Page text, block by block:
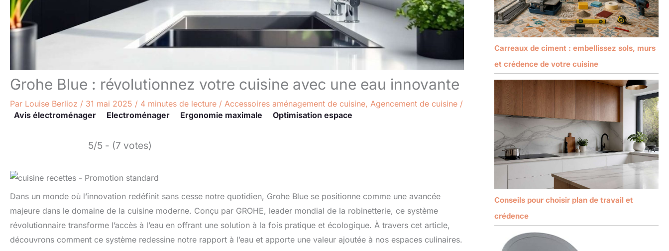
Grohe Blue : révolutionnez votre cuisine avec une eau innovante
Par Louise Berlioz / 31 mai 2025 / 4 minutes de lecture / Accessoires aménagement de cuisine, Agencement de cuisine /
Avis électroménager
Electroménager Ergonomie maximale Optimisation espace
5/5 - (7 votes)
Dans un monde où l’innovation redéfinit sans cesse notre quotidien, Grohe Blue se positionne comme une avancée
majeure dans le domaine de la cuisine moderne. Conçu par GROHE, leader mondial de la robinetterie, ce système
révolutionnaire transforme l’accès à l’eau en offrant une solution à la fois pratique et écologique. À travers cet article,
découvrons comment ce système redessine notre rapport à l’eau et apporte une valeur ajoutée à nos espaces culinaires.
Carreaux de ciment : embellissez sols, murs
et crédence de votre cuisine
Conseils pour choisir plan de travail et
crédence